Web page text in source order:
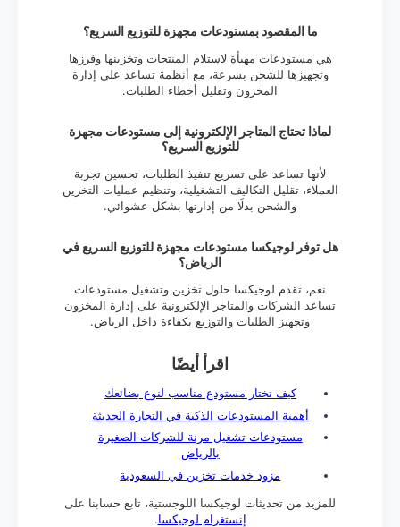
ما المقصود بمستودعات مجهزة للتوزيع السريع؟
هي مستودعات مهيأة لاستلام المنتجات وتخزينها وفرزها
وتجهيزها للشحن بسرعة، مع أنظمة تساعد على إدارة
المخزون وتقليل أخطاء الطلبات.
لماذا تحتاج المتاجر الإلكترونية إلى مستودعات مجهزة
للتوزيع السريع؟
لأنها تساعد على تسريع تنفيذ الطلبات، تحسين تجربة
العملاء، تقليل التكاليف التشغيلية، وتنظيم عمليات التخزين
والشحن بدلًا من إدارتها بشكل عشوائي.
هل توفر لوجيكسا مستودعات مجهزة للتوزيع السريع في
الرياض؟
نعم، تقدم لوجيكسا حلول تخزين وتشغيل مستودعات
تساعد الشركات والمتاجر الإلكترونية على إدارة المخزون
وتجهيز الطلبات والتوزيع بكفاءة داخل الرياض.
اقرأ أيضًا
كيف تختار مستودع مناسب لنوع بضائعك
أهمية المستودعات الذكية في التجارة الحديثة
مستودعات تشغيل مرنة للشركات الصغيرة
بالرياض
مزود خدمات تخزين في السعودية
للمزيد من تحديثات لوجيكسا اللوجستية، تابع حسابنا على
إنستغرام لوجيكسا.